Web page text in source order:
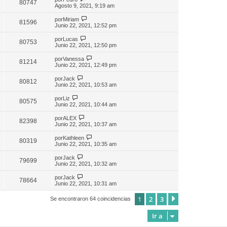
80747
Agosto 9, 2021, 9:19 am
81596 porMiriam
Junio 22, 2021, 12:52 pm
80753 porLucas
Junio 22, 2021, 12:50 pm
81214 porVanessa
Junio 22, 2021, 12:49 pm
80812 porJack
Junio 22, 2021, 10:53 am
80575 porLiz
Junio 22, 2021, 10:44 am
82398 porALEX
Junio 22, 2021, 10:37 am
80319 porKathleen
Junio 22, 2021, 10:35 am
79699 porJack
Junio 22, 2021, 10:32 am
78664 porJack
Junio 22, 2021, 10:31 am
Se encontraron 64 coincidencias 1 2 3
Ir a